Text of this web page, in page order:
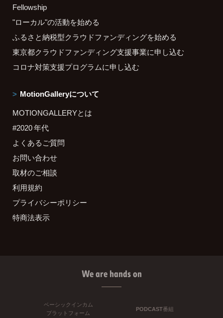
Fellowship
"ローカル"の活動を始める
ふるさと納税型クラウドファンディングを始める
東京都クラウドファンディング支援事業に申し込む
コロナ対策支援プログラムに申し込む
MotionGalleryについて
MOTIONGALLERYとは
#2020 年代
よくあるご質問
お問い合わせ
取材のご相談
利用規約
プライバシーポリシー
特商法表示
We are hands on
ベーシックインカム
プラットフォーム
PODCAST番組